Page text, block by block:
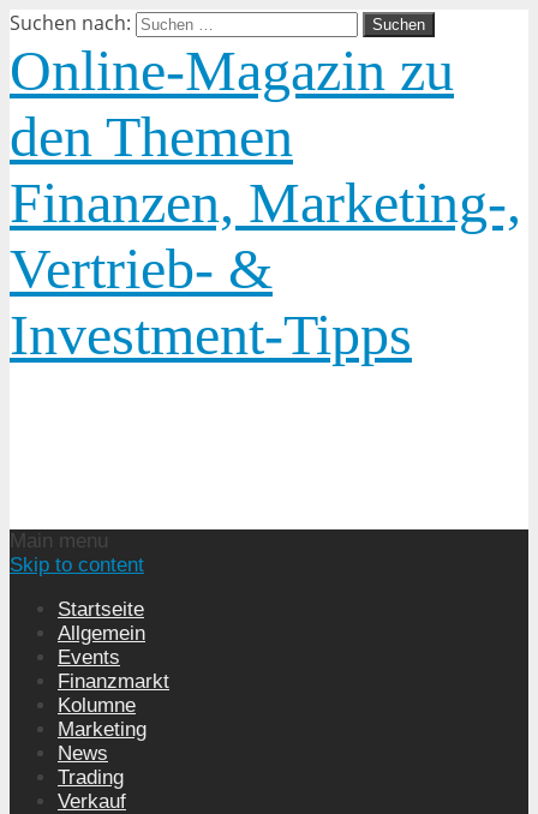
Suchen nach:
Online-Magazin zu
den Themen
Finanzen, Marketing-,
Vertrieb- &
Investment-Tipps
Main menu
Skip to content
Startseite
Allgemein
Events
Finanzmarkt
Kolumne
Marketing
News
Trading
Verkauf